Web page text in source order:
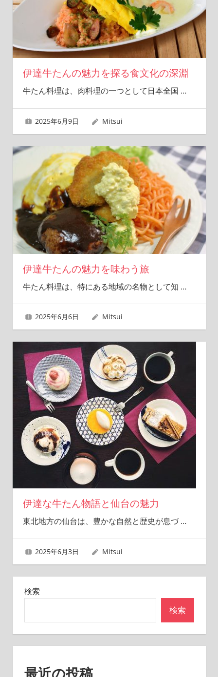
伊達牛たんの魅力を探る食文化の深淵
牛たん料理は、肉料理の一つとして日本全国 …
2025年6月9日 Mitsui
伊達牛たんの魅力を味わう旅
牛たん料理は、特にある地域の名物として知 …
2025年6月6日 Mitsui
伊達な牛たん物語と仙台の魅力
東北地方の仙台は、豊かな自然と歴史が息づ…
2025年6月3日 Mitsui
検索
検索
最近の投稿